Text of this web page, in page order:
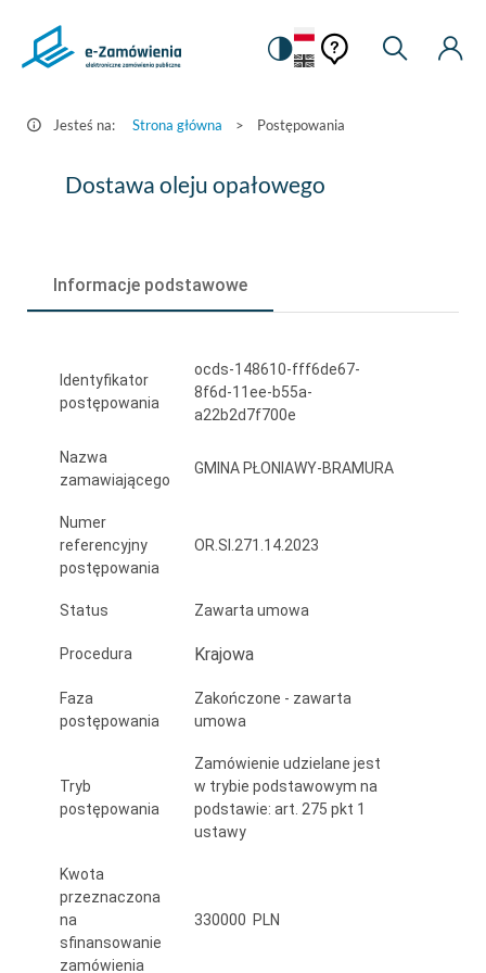
Postępowania
Zamówienia.gov.pl
Zmiana
na
kontrastową
Pomoc
kontekstowa
Pomoc
Moje
Jesteś na: Strona główna > Postępowania
Dostawa
Dostawa oleju opałowego
Informacje podstawowe
Identyfikator
postępowania
ocds-148610-fff6de67-
8f6d-11ee-b55a-
a22b2d7f700e
Nazwa
zamawiającego
GMINA PŁONIAWY-BRAMURA
Numer
referencyjny
postępowania
OR.SI.271.14.2023
Status Zawarta umowa
Procedura Krajowa
Faza
postępowania
Zakończone - zawarta
umowa
Tryb
postępowania
Zamówienie udzielane jest
w trybie podstawowym na
podstawie: art. 275 pkt 1
ustawy
Kwota
przeznaczona
na
sfinansowanie
zamówienia
330000 PLN